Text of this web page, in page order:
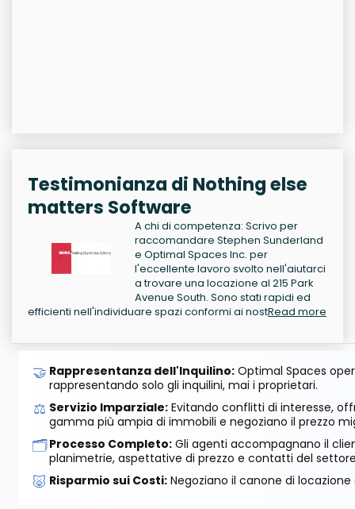
Testimonianza di Nothing else
matters Software
A chi di competenza: Scrivo per
raccomandare Stephen Sunderland
e Optimal Spaces Inc. per
l'eccellente lavoro svolto nell'aiutarci
a trovare una locazione al 215 Park
Avenue South. Sono stati rapidi ed
efficienti nell'individuare spazi conformi ai nostRead more
🤝 Rappresentanza dell'Inquilino: Optimal Spaces
rappresentando solo gli inquilini, mai i proprietari.
⚖️ Servizio Imparziale: Evitando conflitti di interesse,
gamma più ampia di immobili e negoziano il prezzo
🗂️Processo Completo: Gli agenti accompagnano il
planimetrie, aspettative di prezzo e contatti del
🐷 Risparmio sui Costi: Negoziano il canone di